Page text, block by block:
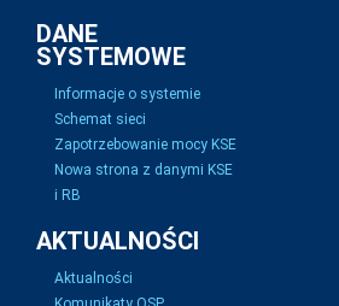
DANE
SYSTEMOWE
Informacje o systemie
Schemat sieci
Zapotrzebowanie mocy KSE
Nowa strona z danymi KSE
i RB
AKTUALNOŚCI
Aktualności